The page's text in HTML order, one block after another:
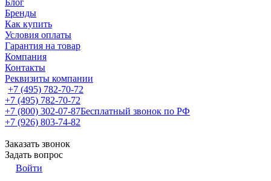
Блог
Бренды
Как купить
Условия оплаты
Гарантия на товар
Компания
Контакты
Реквизиты компании
+7 (495) 782-70-72
+7 (495) 782-70-72
+7 (800) 302-07-87Бесплатный звонок по РФ
+7 (926) 803-74-82
Заказать звонок
Задать вопрос
Войти